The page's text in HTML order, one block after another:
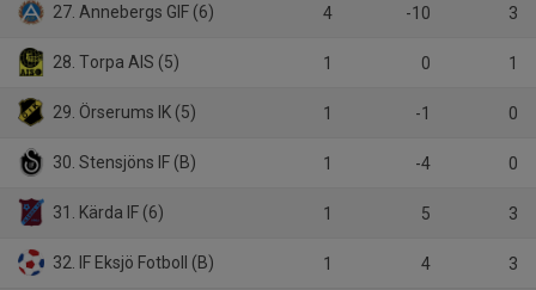
27. Annebergs GIF (6) 4 -10 3
28. Torpa AIS (5) 1 0 1
29. Örserums IK (5) 1 -1 0
30. Stensjöns IF (B) 1 -4 0
31. Kärda IF (6) 1 5 3
32. IF Eksjö Fotboll (B) 1 4 3